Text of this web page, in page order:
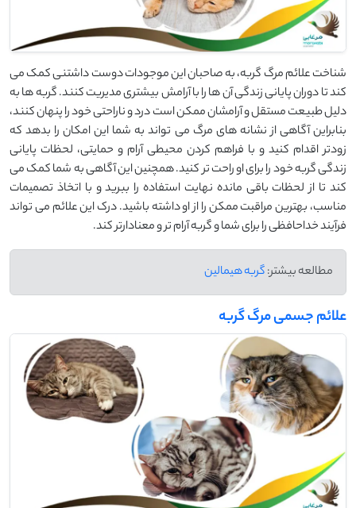
شناخت علائم مرگ گربه، به صاحبان این موجودات دوست ‌داشتنی کمک می
‌کند تا دوران پایانی زندگی آن ‌ها را با آرامش بیشتری مدیریت کنند. گربه ‌ها به
دلیل طبیعت مستقل و آرامشان ممکن است درد و ناراحتی خود را پنهان کنند،
بنابراین آگاهی از نشانه‌ های مرگ می‌ تواند به شما این امکان را بدهد که
زودتر اقدام کنید و با فراهم کردن محیطی آرام و حمایتی، لحظات پایانی
زندگی گربه خود را برای او راحت ‌تر کنید. همچنین این آگاهی به شما کمک می
‌کند تا از لحظات باقی ‌مانده نهایت استفاده را ببرید و با اتخاذ تصمیمات
مناسب، بهترین مراقبت ممکن را از او داشته باشید. درک این علائم می‌ تواند
فرآیند خداحافظی را برای شما و گربه‌ آرام ‌تر و معنادارتر کند.
مطالعه بیشتر:گربه هیمالین
علائم جسمی مرگ گربه